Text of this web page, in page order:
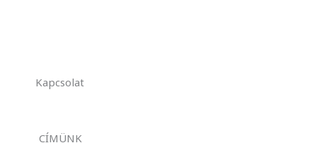
Kapcsolat
CÍMÜNK